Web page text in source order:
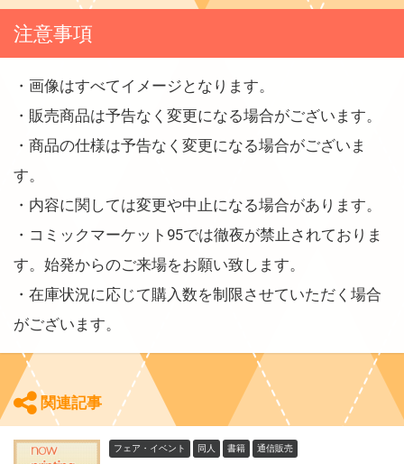
注意事項
・画像はすべてイメージとなります。
・販売商品は予告なく変更になる場合がございます。
・商品の仕様は予告なく変更になる場合がございま
す。
・内容に関しては変更や中止になる場合があります。
・コミックマーケット95では徹夜が禁止されておりま
す。始発からのご来場をお願い致します。
・在庫状況に応じて購入数を制限させていただく場合
がございます。
関連記事
フェア・イベント 同人 書籍 通信販売